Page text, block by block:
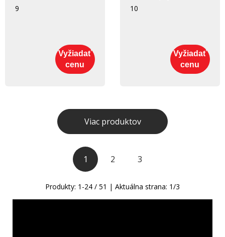
9
Vyžiadať
cenu
10
Vyžiadať
cenu
Viac produktov
1 2 3
Produkty: 1 -24 / 51 | Aktuálna strana: 1/3